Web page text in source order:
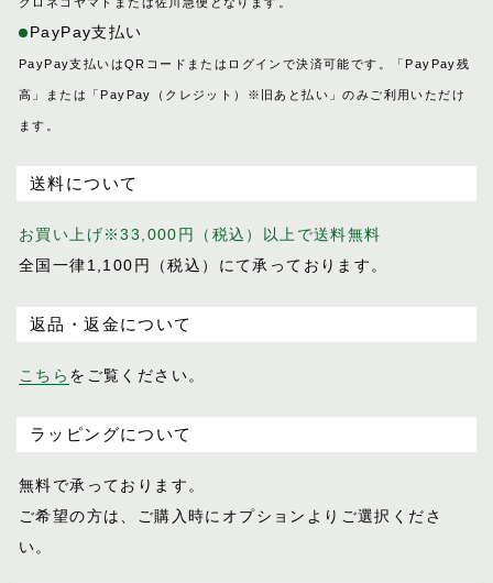
PayPay支払い
PayPay支払いはQRコードまたはログインで決済可能です。「PayPay残
高」または「PayPay（クレジット）※旧あと払い」のみご利用いただけ
ます。
送料について
お買い上げ※33,000円（税込）以上で送料無料
全国一律1,100円（税込）にて承っております。
返品・返金について
こちら をご覧ください。
ラッピングについて
無料で承っております。
ご希望の方は、ご購入時にオプションより ご選択くださ
い。